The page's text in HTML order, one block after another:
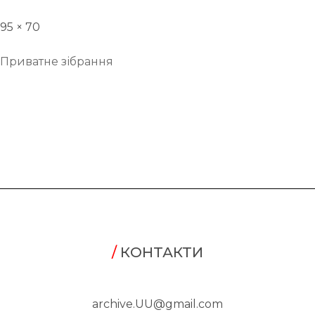
95 × 70
Приватне зібрання
/КОНТАКТИ
archive.UU@gmail.com